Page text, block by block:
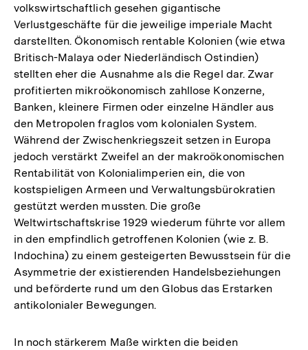
volkswirtschaftlich gesehen gigantische
Verlustgeschäfte für die jeweilige imperiale Macht
darstellten. Ökonomisch rentable Kolonien (wie etwa
Britisch-Malaya oder Niederländisch Ostindien)
stellten eher die Ausnahme als die Regel dar. Zwar
profitierten mikroökonomisch zahllose Konzerne,
Banken, kleinere Firmen oder einzelne Händler aus
den Metropolen fraglos vom kolonialen System.
Während der Zwischenkriegszeit setzen in Europa
jedoch verstärkt Zweifel an der makroökonomischen
Rentabilität von Kolonialimperien ein, die von
kostspieligen Armeen und Verwaltungsbürokratien
gestützt werden mussten. Die große
Weltwirtschaftskrise 1929 wiederum führte vor allem
in den empfindlich getroffenen Kolonien (wie z. B.
Indochina) zu einem gesteigerten Bewusstsein für die
Asymmetrie der existierenden Handelsbeziehungen
und beförderte rund um den Globus das Erstarken
antikolonialer Bewegungen.
In noch stärkerem Maße wirkten die beiden